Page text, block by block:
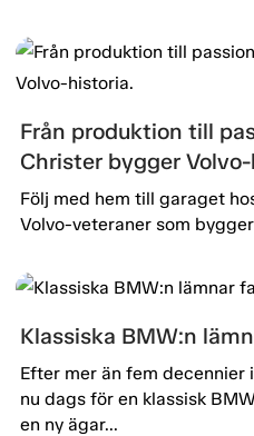
Från produktion till
Christer bygger
Följ med hem till garaget
Volvo-veteraner som
Klassiska BMW:n
Efter mer än fem
nu dags för en klassisk
en ny ägar...